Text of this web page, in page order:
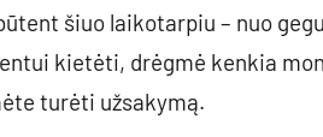
šiuo laikotarpiu – nuo
kietėti, drėgmė kenkia
turėti užsakymą.